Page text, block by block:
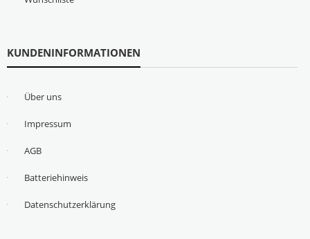
KUNDENINFORMATIONEN
Über uns
Impressum
AGB
Batteriehinweis
Datenschutzerklärung